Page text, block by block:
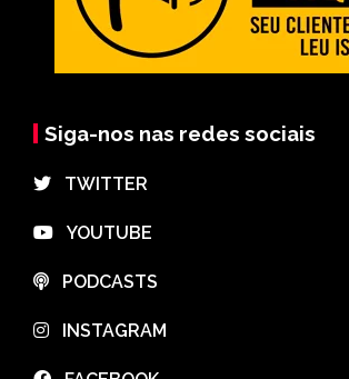
Siga-nos nas redes sociais
⠀TWITTER
⠀YOUTUBE
⠀PODCASTS
⠀INSTAGRAM